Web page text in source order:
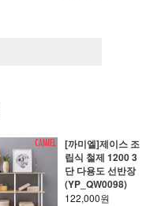
[까미엘]제이스 조
립식 철제 1200 3
단 다용도 선반장
(YP_QW0098)
122,000원